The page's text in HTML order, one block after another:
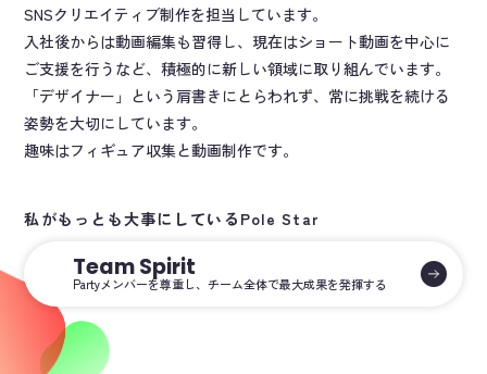
SNSクリエイティブ制作を担当しています。
入社後からは動画編集も習得し、現在はショート動画を中心に
ご支援を行うなど、積極的に新しい領域に取り組んでいます。
「デザイナー」という肩書きにとらわれず、常に挑戦を続ける
姿勢を大切にしています。
趣味はフィギュア収集と動画制作です。
私がもっとも大事にしているPole Star
Team Spirit
Partyメンバーを尊重し、チーム全体で最大成果を発揮する